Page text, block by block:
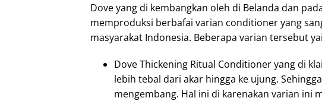
Dove yang di kembangkan oleh di Belanda dan
memproduksi berbafai varian conditioner yang
masyarakat Indonesia. Beberapa varian tersebut
Dove Thickening Ritual Conditioner yang di
lebih tebal dari akar hingga ke ujung.
mengembang. Hal ini di karenakan varian ini